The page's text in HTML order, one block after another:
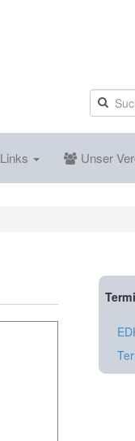
Links Unser